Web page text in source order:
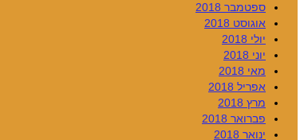
ספטמבר 2018
אוגוסט 2018
יולי 2018
יוני 2018
מאי 2018
אפריל 2018
מרץ 2018
פברואר 2018
ינואר 2018